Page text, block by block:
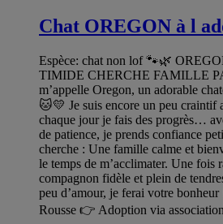
Chat OREGON à l
Espèce: chat non lof 🐾🌿
TIMIDE CHERCHE FAMILLE
m’appelle Oregon, un adorable
🐱💛 Je suis encore un peu craintif
chaque jour je fais des progrès…
de patience, je prends confiance
cherche : Une famille calme et
le temps de m’acclimater. Une fois
compagnon fidèle et plein de
peu d’amour, je ferai votre
Rousse 👉 Adoption via